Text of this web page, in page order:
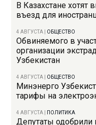
В Казахстане хотят
въезд для
4 АВГУСТА ОБЩЕСТВО
Обвиняемого в
организации
Узбекистан
4 АВГУСТА ОБЩЕСТВО
Минэнерго
тарифы на
4 АВГУСТА ПОЛИТИКА
Депутаты одобрили